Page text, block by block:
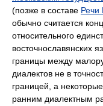
(позже в составе Речи
обычно считается
относительного
восточнославянских
границы между
диалектов не в
границей, а
ранним диалектным